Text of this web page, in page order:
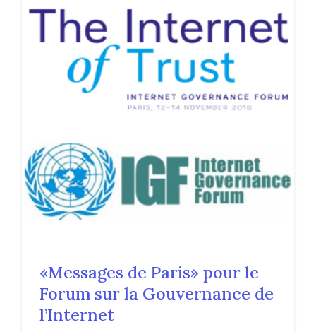
«Messages de Paris» pour le
Forum sur la Gouvernance de
l’Internet